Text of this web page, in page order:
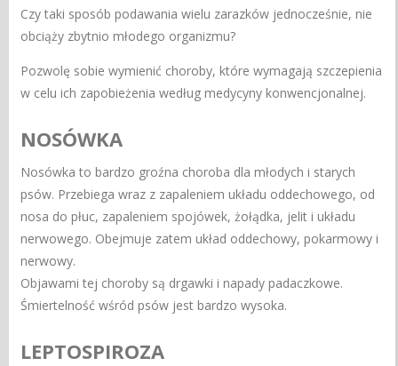
Czy taki sposób podawania wielu zarazków jednocześnie, nie
obciąży zbytnio młodego organizmu?
Pozwolę sobie wymienić choroby, które wymagają szczepienia
w celu ich zapobieżenia według medycyny konwencjonalnej.
NOSÓWKA
Nosówka to bardzo groźna choroba dla młodych i starych
psów. Przebiega wraz z zapaleniem układu oddechowego, od
nosa do płuc, zapaleniem spojówek, żołądka, jelit i układu
nerwowego. Obejmuje zatem układ oddechowy, pokarmowy i
nerwowy.
Objawami tej choroby są drgawki i napady padaczkowe.
Śmiertelność wśród psów jest bardzo wysoka.
LEPTOSPIROZA